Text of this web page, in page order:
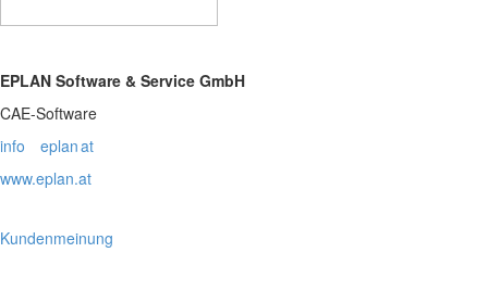
EPLAN Software & Service GmbH
CAE-Software
info
eplanat
www.eplan.at
Kundenmeinung